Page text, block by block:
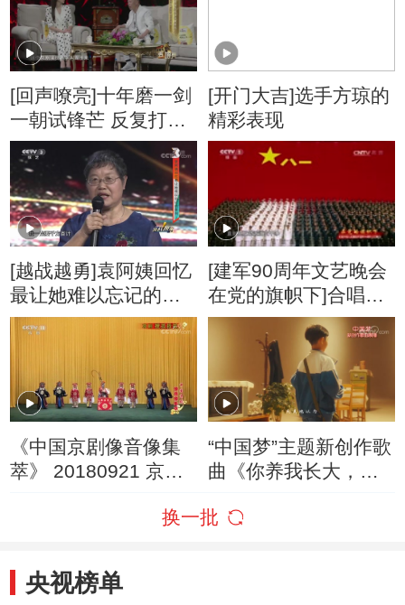
[回声嘹亮]十年磨一剑
一朝试锋芒 反复打磨
终成就经典角色
[开门大吉]选手方琼的
精彩表现
[越战越勇]袁阿姨回忆
最让她难以忘记的案
例
[建军90周年文艺晚会
在党的旗帜下]合唱
《中国人民解放军军
歌》 合唱：中国人民
解放军66284部队
《中国京剧像音像集
萃》 20180921 京剧
“中国梦”主题新创作歌
曲《你养我长大，我
换一批
央视榜单